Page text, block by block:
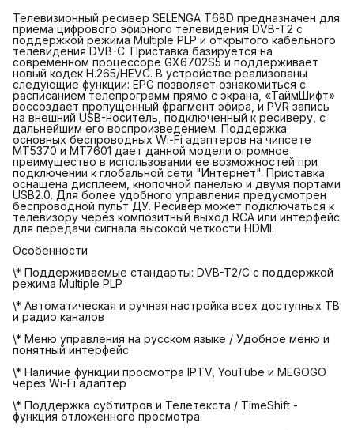
Телевизионный ресивер SELENGA T68D предназначен для
приема цифрового эфирного телевидения DVB-T2 с
поддержкой режима Multiple PLP и открытого кабельного
телевидения DVB-C. Приставка базируется на
современном процессоре GX6702S5 и поддерживает
новый кодек H.265/HEVC. В устройстве реализованы
следующие функции: EPG позволяет ознакомиться с
расписанием телепрограмм прямо с экрана, «ТаймШифт»
воссоздает пропущенный фрагмент эфира, и PVR запись
на внешний USB-носитель, подключенный к ресиверу, с
дальнейшим его воспроизведением. Поддержка
основных беспроводных Wi-Fi адаптеров на чипсете
MT5370 и MT7601 дает данной модели огромное
преимущество в использовании ее возможностей при
подключении к глобальной сети "Интернет". Приставка
оснащена дисплеем, кнопочной панелью и двумя портами
USB2.0. Для более удобного управления предусмотрен
беспроводной пульт ДУ. Ресивер может подключаться к
телевизору через композитный выход RCA или интерфейс
для передачи сигнала высокой четкости HDMI.
Особенности
\* Поддерживаемые стандарты: DVB-T2/C с поддержкой
режима Multiple PLP
\* Автоматическая и ручная настройка всех доступных ТВ
и радио каналов
\* Меню управления на русском языке / Удобное меню и
понятный интерфейс
\* Наличие функции просмотра IPTV, YouTube и MEGOGO
через Wi-Fi адаптер
\* Поддержка субтитров и Телетекста / TimeShift -
функция отложенного просмотра